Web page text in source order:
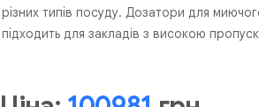
різних типів посуду. Дозатори для
підходить для закладів з високою